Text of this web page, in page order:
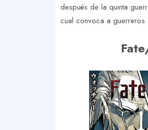
después de la quinta
cual convoca a guerreros